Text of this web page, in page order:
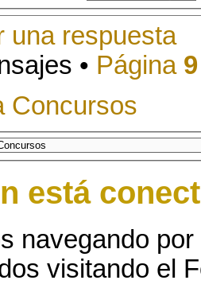
una respuesta
• Página 9
Concursos
está
navegando
visitando el